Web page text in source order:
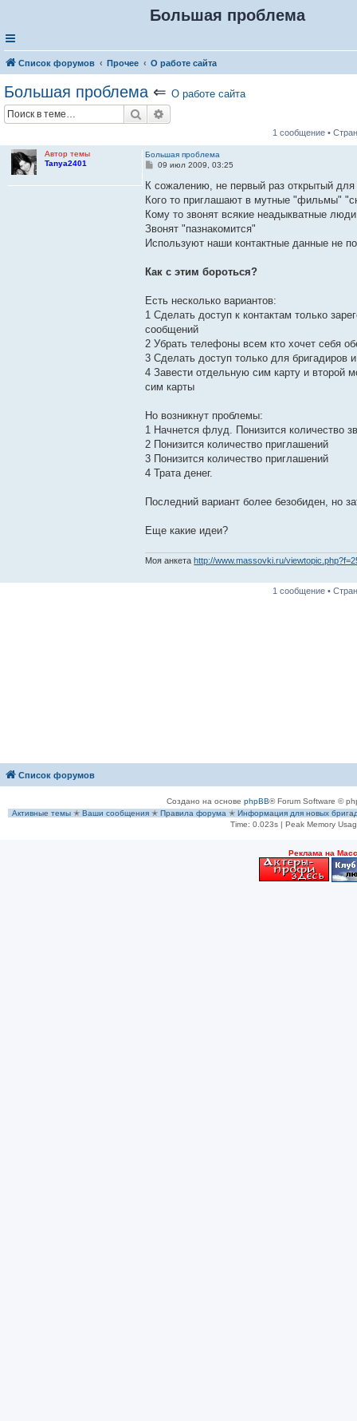
Большая проблема
Список форумов Прочее О работе сайта
Большая проблема ⇐ О работе сайта
Поиск
1 сообщение •
Автор темы
Tanya2401
Большая проблема
С
о
щ
е
и
е
09 июл 2009, 03:25
К сожалению, не первый раз открытый
Кого то приглашают в мутные "фильмы"
Кому то звонят всякие неадыкватные люди
Звонят "пазнакомится"
Используют наши контактные данные не
Как с этим бороться?
Есть несколько вариантов:
1 Сделать доступ к контактам только
сообщений
2 Убрать телефоны всем кто хочет себя
3 Сделать доступ только для бригадиров
4 Завести отдельную сим карту и второй
сим карты
Но возникнут проблемы:
1 Начнется флуд. Понизится количество
2 Понизится количество приглашений
3 Понизится количество приглашений
4 Трата денег.
Последний вариант более безобиден, но
Еще какие идеи?
Моя анкетаhttp://www.massovki.ru/
1 сообщение •
Список форумов
Создано на основе phpBB® Forum Software ©
Активные темы ✭ Ваши сообщения ✭ Правила форума ✭ Информация для новых
Time: 0.023s| Peak Memory
Рeклама на